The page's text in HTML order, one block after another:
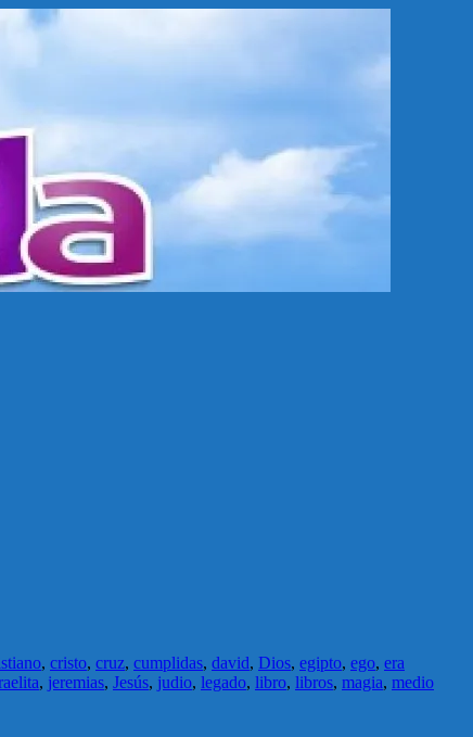
, cristo, cruz, cumplidas, david, Dios, egipto, ego, era
, jeremias, Jesús, judio, legado, libro, libros, magia, medio